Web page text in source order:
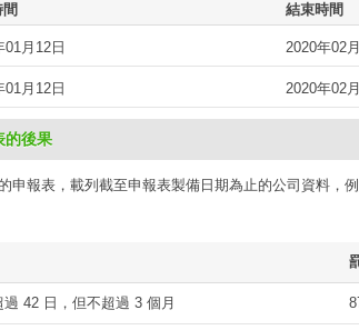
結束時間
01月12日 2020年02
01月12日 2020年02
的後果
申報表，載列截至申報表製備日期為止的公司資料，
42 日，但不超過 3 個月